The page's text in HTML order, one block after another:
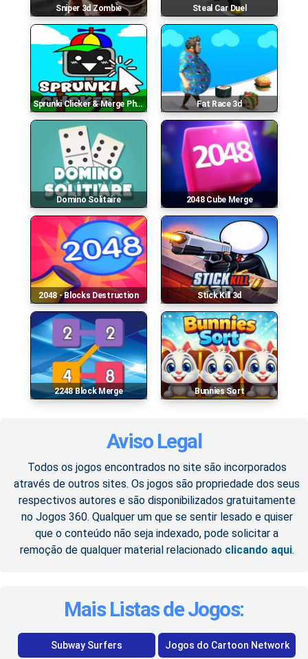
Sniper 3d Zombie Steal Car Duel
Sprunki Clicker & Merge Phase 3 Fat Race 3d
Domino Solitaire 2048 Cube Merge
2048 - Blocks Destruction Stick Kill 3d
2248 Block Merge Bunnies Sort
Aviso Legal
Todos os jogos encontrados no site são incorporados
através de outros sites. Os jogos são propriedade dos seus
respectivos autores e são disponibilizados gratuitamente
no Jogos 360. Qualquer um que se sentir lesado e quiser
que o conteúdo não seja indexado, pode solicitar a
remoção de qualquer material relacionado clicando aqui.
Mais Listas de Jogos:
Subway Surfers Jogos do Cartoon Network